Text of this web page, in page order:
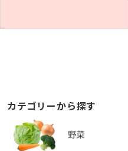
カテゴリーから探す